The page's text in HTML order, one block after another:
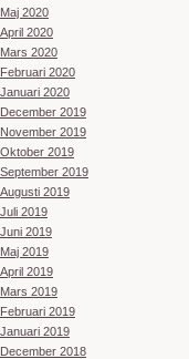
Maj 2020
April 2020
Mars 2020
Februari 2020
Januari 2020
December 2019
November 2019
Oktober 2019
September 2019
Augusti 2019
Juli 2019
Juni 2019
Maj 2019
April 2019
Mars 2019
Februari 2019
Januari 2019
December 2018